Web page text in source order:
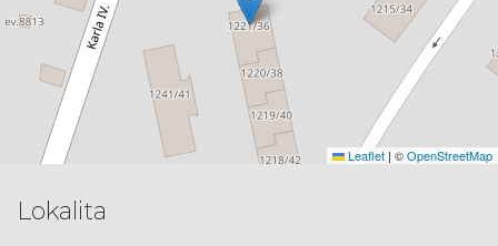
Leaflet | ©OpenStreetMap
Lokalita